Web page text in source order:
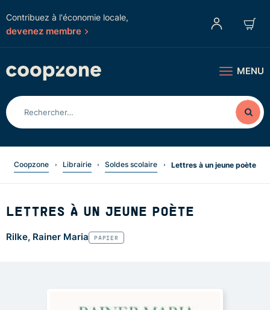
Contribuez à l'économie locale,
devenez membre
MENU
Coopzone Librairie Soldes scolaire Lettres à un jeune poète
LETTRES À UN JEUNE POÈTE
Rilke, Rainer Maria PAPIER